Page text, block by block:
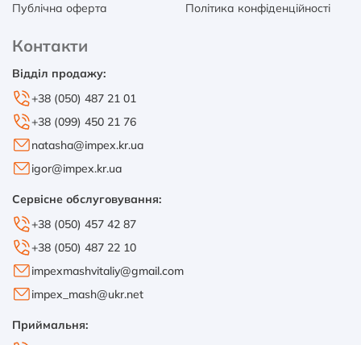
Публічна оферта
Політика конфіденційності
Контакти
Відділ продажу:
+38 (050) 487 21 01
+38 (099) 450 21 76
natasha@impex.kr.ua
igor@impex.kr.ua
Сервісне обслуговування:
+38 (050) 457 42 87
+38 (050) 487 22 10
impexmashvitaliy@gmail.com
impex_mash@ukr.net
Приймальня: